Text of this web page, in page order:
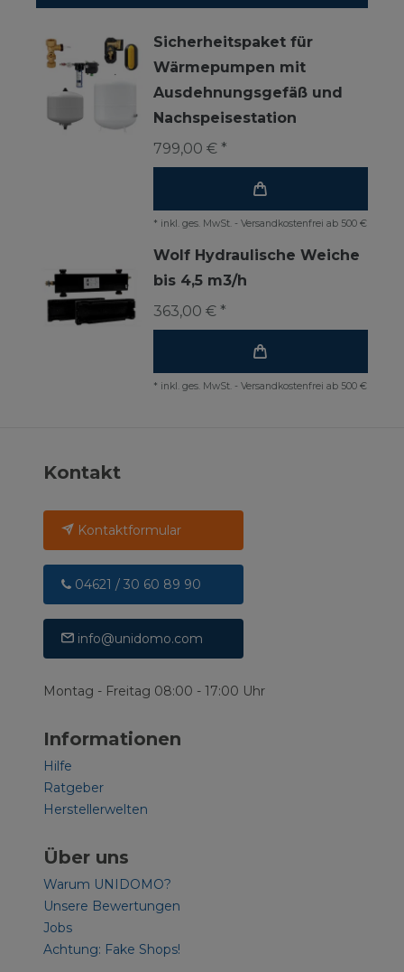
Sicherheitspaket für
Wärmepumpen mit
Ausdehnungsgefäß und
Nachspeisestation
799,00 € *
* inkl. ges. MwSt. - Versandkostenfrei ab 500 €
Wolf Hydraulische Weiche
bis 4,5 m3/h
363,00 € *
* inkl. ges. MwSt. - Versandkostenfrei ab 500 €
Kontakt
Kontaktformular
04621 / 30 60 89 90
info@unidomo.com
Montag - Freitag 08:00 - 17:00 Uhr
Informationen
Hilfe
Ratgeber
Herstellerwelten
Über uns
Warum UNIDOMO?
Unsere Bewertungen
Jobs
Achtung: Fake Shops!